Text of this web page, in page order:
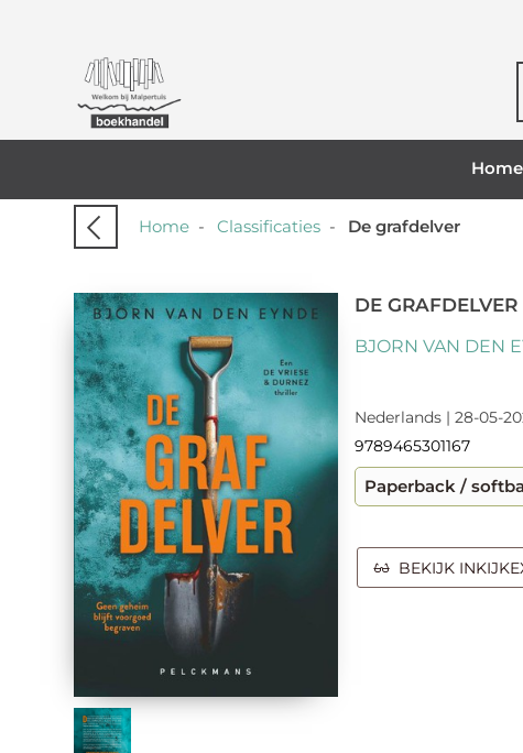
Home
Home - Classificaties - De grafdelver
DE GRAFDELVER
BJORN VAN DEN
Nederlands | 28-05-
9789465301167
Paperback /
BEKIJK